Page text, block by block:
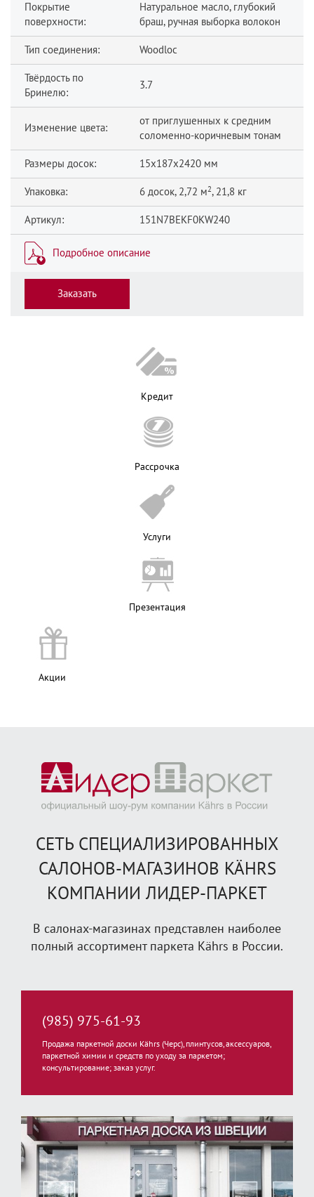
Покрытие
поверхности:
Натуральное масло, глубокий
браш, ручная выборка волокон
Тип соединения: Woodloc
Твёрдость по
Бринелю:
3.7
Изменение цвета:
от приглушенных к средним
соломенно-коричневым тонам
Размеры досок: 15x187x2420 мм
Упаковка: 6 досок, 2,72 м2, 21,8 кг
Артикул: 151N7BEKF0KW240
Подробное описание
Заказать
Кредит
Рассрочка
Услуги
Презентация
Акции
СЕТЬ СПЕЦИАЛИЗИРОВАННЫХ
САЛОНОВ-МАГАЗИНОВ KÄHRS
КОМПАНИИ ЛИДЕР-ПАРКЕТ
В салонах-магазинах представлен наиболее
полный ассортимент паркета Kährs в России.
(985) 975-61-93
Продажа паркетной доски Kährs (Черс), плинтусов, аксессуаров,
паркетной химии и средств по уходу за паркетом;
консультирование; заказ услуг.